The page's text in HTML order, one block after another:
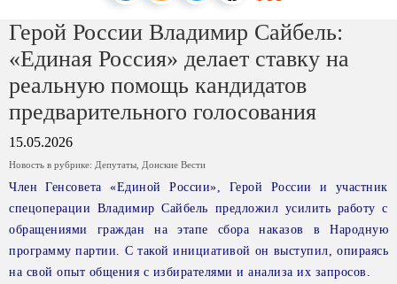
Герой России Владимир Сайбель:
«Единая Россия» делает ставку на
реальную помощь кандидатов
предварительного голосования
15.05.2026
Новость в рубрике: Депутаты Донские Вести
Член Генсовета «Единой России», Герой России и участник
спецоперации Владимир Сайбель предложил усилить работу с
обращениями граждан на этапе сбора наказов в Народную
программу партии. С такой инициативой он выступил, опираясь
на свой опыт общения с избирателями и анализа их запросов.